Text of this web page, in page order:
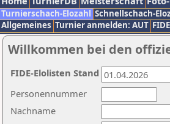
Turnierschach-Elozahl Schnellschach-
Allgemeines Turnier anmelden: AUT FIDE
Willkommen bei den
Nachname
Personennummer
FIDE-Elolisten Stand